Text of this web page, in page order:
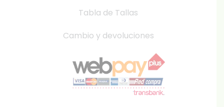
Tabla de Tallas
Cambio y devoluciones